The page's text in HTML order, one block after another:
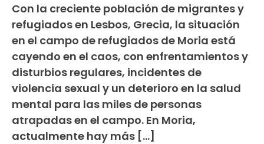
Con la creciente población de migrantes y
refugiados en Lesbos, Grecia, la situación
en el campo de refugiados de Moria está
cayendo en el caos, con enfrentamientos y
disturbios regulares, incidentes de
violencia sexual y un deterioro en la salud
mental para las miles de personas
atrapadas en el campo. En Moria,
actualmente hay más […]